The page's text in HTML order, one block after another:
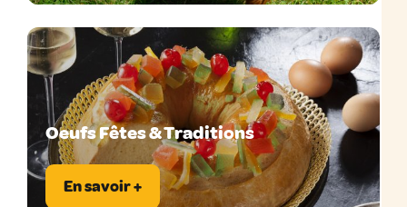
Oeufs Fêtes & Traditions
En savoir +